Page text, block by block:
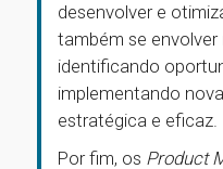
desenvolver e
também se
identificando
implementando
estratégica e eficaz.
Por fim, os Product